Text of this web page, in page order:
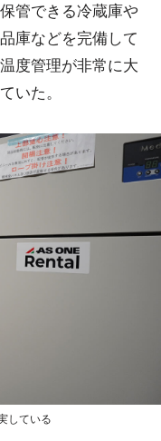
管できる冷蔵庫や
庫などを完備して
度管理が非常に大
いた。
している